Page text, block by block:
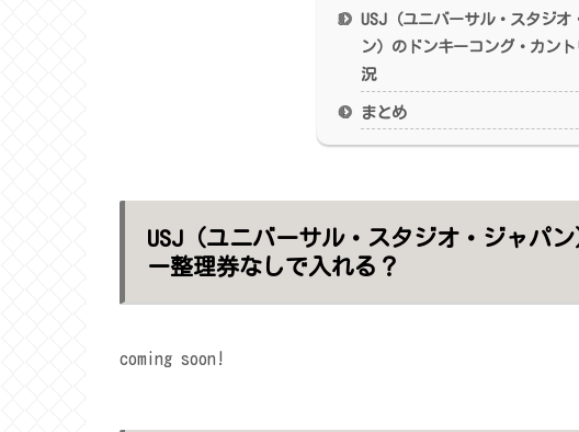
USJ（ユニバーサル・スタジオ
ン）のドンキーコング・カン
況
まとめ
USJ（ユニバーサル・スタジオ・ジャパ
ー整理券なしで入れる？
coming soon!